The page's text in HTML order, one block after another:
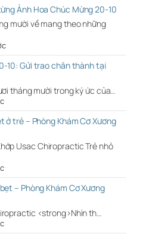
Ảnh Hoa Chúc Mừng 20-10
mười về mang theo những
10: Gửi trao chân thành tại
tháng mười trong ký ức của…
ở trẻ – Phòng Khám Cơ Xương
Usac Chiropractic Trẻ nhỏ
– Phòng Khám Cơ Xương
<strong>Nhìn th…